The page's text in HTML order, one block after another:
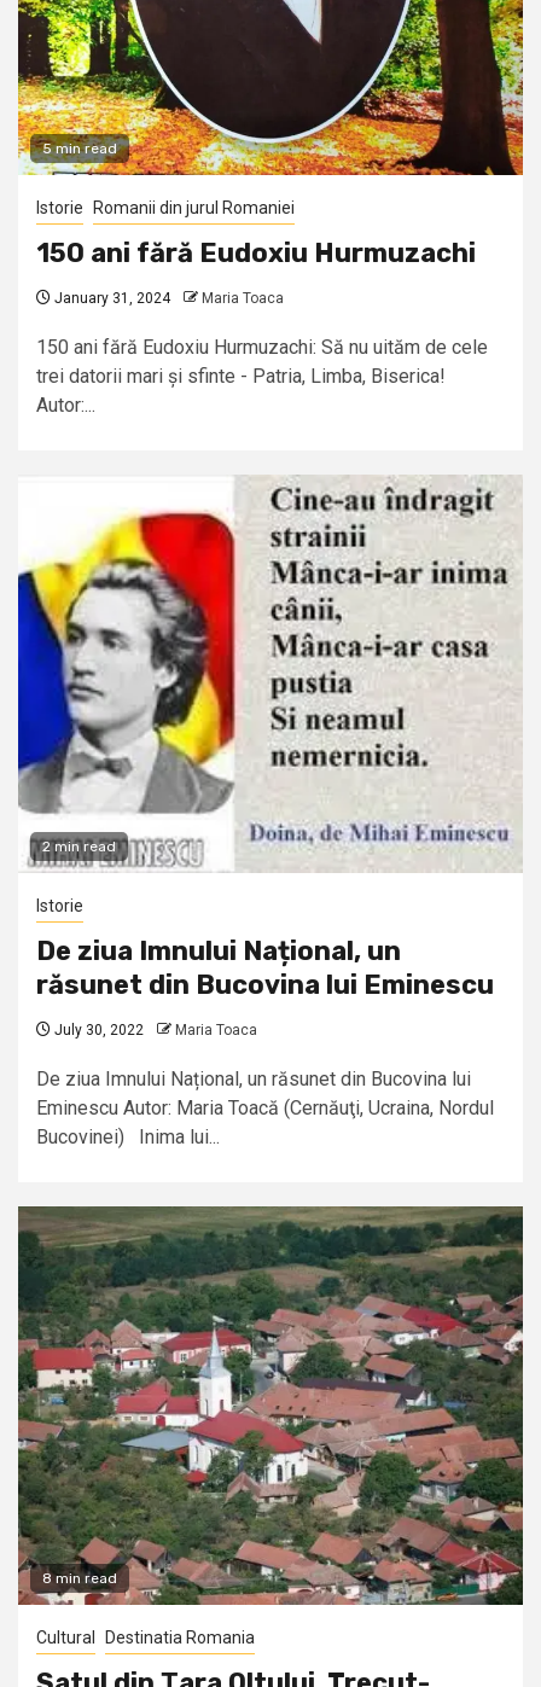
5 min read
Istorie Romanii din jurul Romaniei
150 ani fără Eudoxiu Hurmuzachi
January 31, 2024 Maria Toaca
150 ani fără Eudoxiu Hurmuzachi: Să nu uităm de cele
trei datorii mari și sfinte - Patria, Limba, Biserica!
Autor:...
2 min read
Istorie
De ziua Imnului Național, un
răsunet din Bucovina lui Eminescu
July 30, 2022 Maria Toaca
De ziua Imnului Național, un răsunet din Bucovina lui
Eminescu Autor: Maria Toacă (Cernăuţi, Ucraina, Nordul
Bucovinei) Inima lui...
8 min read
Cultural Destinatia Romania